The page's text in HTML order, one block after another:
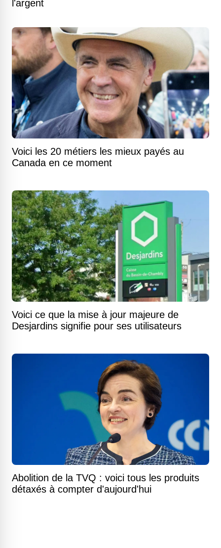
l'argent
Voici les 20 métiers les mieux payés au
Canada en ce moment
Voici ce que la mise à jour majeure de
Desjardins signifie pour ses utilisateurs
Abolition de la TVQ : voici tous les produits
détaxés à compter d'aujourd'hui